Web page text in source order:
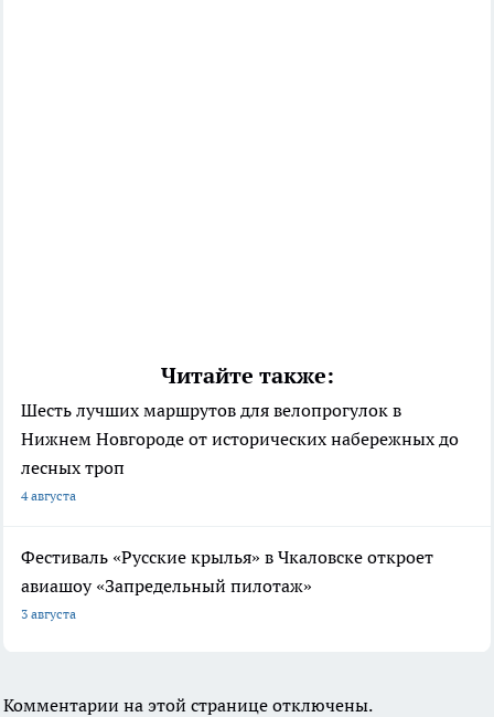
Читайте также:
Шесть лучших маршрутов для велопрогулок в
Нижнем Новгороде от исторических набережных до
лесных троп
4 августа
Фестиваль «Русские крылья» в Чкаловске откроет
авиашоу «Запредельный пилотаж»
3 августа
Комментарии на этой странице отключены.